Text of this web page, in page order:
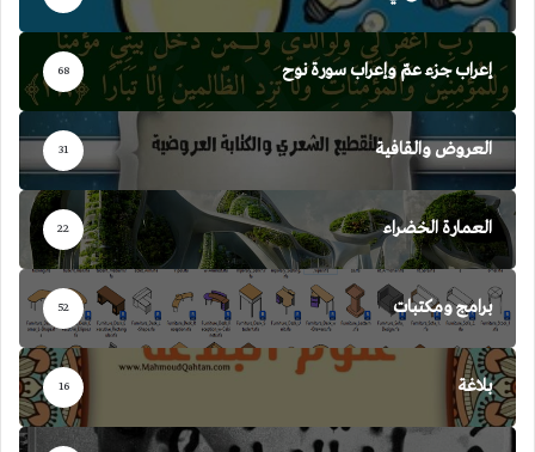
إعراب جزء عمّ وإعراب سورة نوح 68
العروض والقافية 31
العمارة الخضراء 22
برامج ومكتبات 52
بلاغة 16